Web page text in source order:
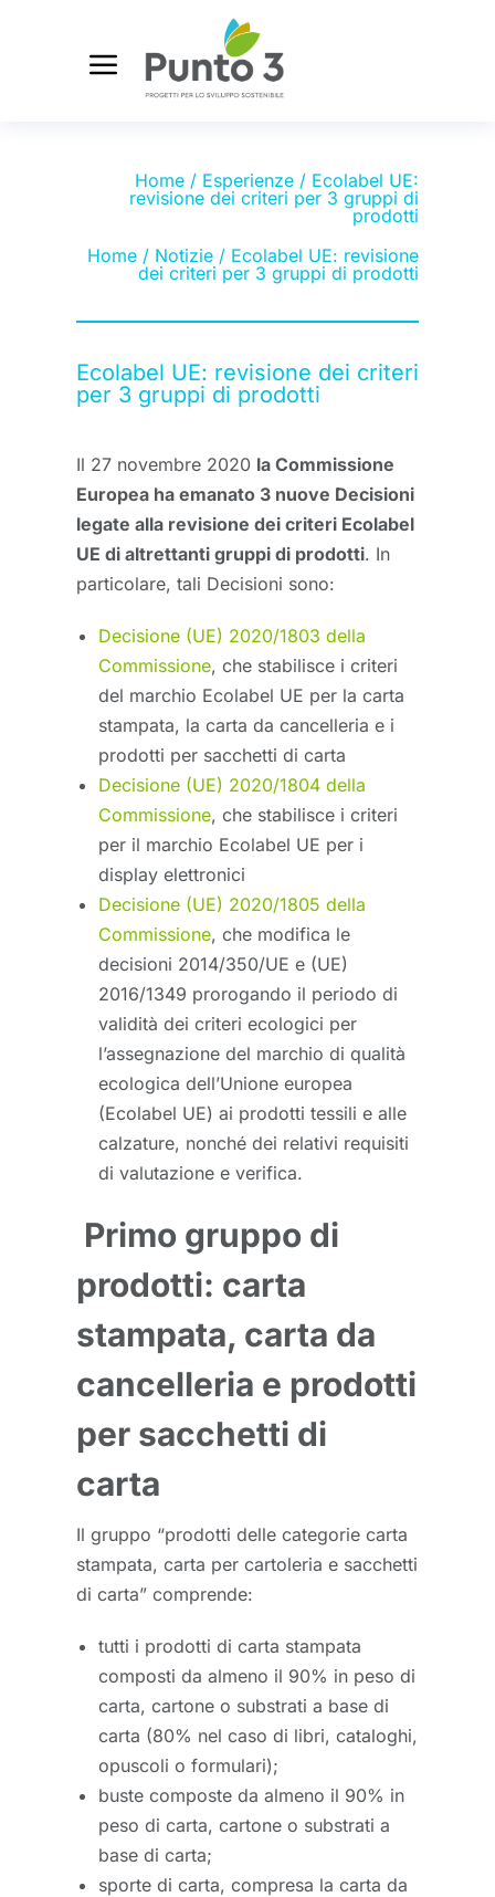
Home / Esperienze / Ecolabel UE:
revisione dei criteri per 3 gruppi di
prodotti
Home / Notizie / Ecolabel UE: revisione
dei criteri per 3 gruppi di prodotti
Ecolabel UE: revisione dei criteri
per 3 gruppi di prodotti
Il 27 novembre 2020 la Commissione
Europea ha emanato 3 nuove Decisioni
legate alla revisione dei criteri Ecolabel
UE di altrettanti gruppi di prodotti. In
particolare, tali Decisioni sono:
Decisione (UE) 2020/1803 della
Commissione, che stabilisce i criteri
del marchio Ecolabel UE per la carta
stampata, la carta da cancelleria e i
prodotti per sacchetti di carta
Decisione (UE) 2020/1804 della
Commissione, che stabilisce i criteri
per il marchio Ecolabel UE per i
display elettronici
Decisione (UE) 2020/1805 della
Commissione, che modifica le
decisioni 2014/350/UE e (UE)
2016/1349 prorogando il periodo di
validità dei criteri ecologici per
l’assegnazione del marchio di qualità
ecologica dell’Unione europea
(Ecolabel UE) ai prodotti tessili e alle
calzature, nonché dei relativi requisiti
di valutazione e verifica.
Primo gruppo di
prodotti: carta
stampata, carta da
cancelleria e prodotti
per sacchetti di
carta
Il gruppo “prodotti delle categorie carta
stampata, carta per cartoleria e sacchetti
di carta” comprende:
tutti i prodotti di carta stampata
composti da almeno il 90% in peso di
carta, cartone o substrati a base di
carta (80% nel caso di libri, cataloghi,
opuscoli o formulari);
buste composte da almeno il 90% in
peso di carta, cartone o substrati a
base di carta;
sporte di carta, compresa la carta da